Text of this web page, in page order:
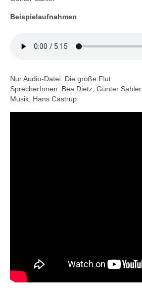
Beispielaufnahmen
Nur Audio-Datei: Die große Flut
SprecherInnen: Bea Dietz, Günter Sahler
Musik: Hans Castrup